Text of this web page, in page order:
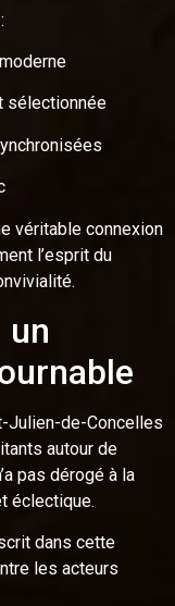
sélectionnée
véritable connexion
l’esprit du
un
Julien-de-Concelles
autour de
pas dérogé à la
éclectique.
dans cette
les acteurs